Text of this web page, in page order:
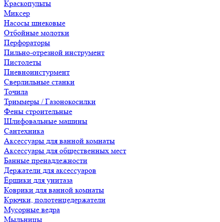
Краскопульты
Миксер
Насосы шнековые
Отбойные молотки
Перфораторы
Пильно-отрезной инструмент
Пистолеты
Пневноинстурмент
Сверлильные станки
Точила
Триммеры / Газонокосилки
Фены строительные
Шлифовальные машины
Сантехника
Аксессуары для ванной комнаты
Аксессуары для общественных мест
Банные пренадлежности
Держатели для аксессуаров
Ёршики для унитаза
Коврики для ванной комнаты
Крючки, полотенцедержатели
Мусорные ведра
Мыльницы